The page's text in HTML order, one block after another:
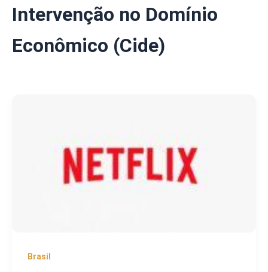
Intervenção no Domínio
Econômico (Cide)
Brasil